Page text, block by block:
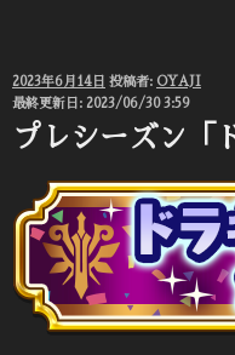
投
稿
日:
2023年6月14日 投稿者: OYAJI
最終更新日: 2023/06/30 3:59
プレシーズン「